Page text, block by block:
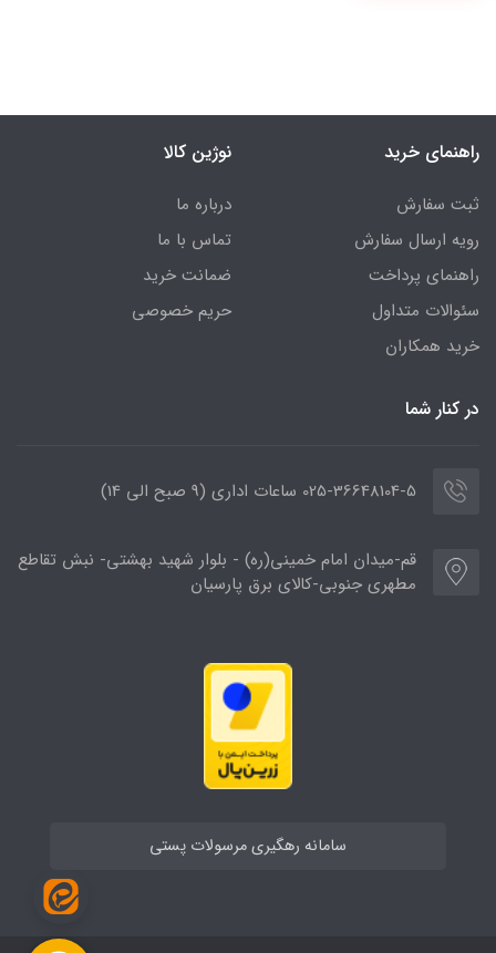
راهنمای خرید
ثبت سفارش
رویه ارسال سفارش
راهنمای پرداخت
سئوالات متداول
خرید همکاران
نوژین کالا
درباره ما
تماس با ما
ضمانت خرید
حریم خصوصی
در کنار شما
025-36648104-5 ساعات اداری (9 صبح الی 14)
قم-میدان امام خمینی(ره) - بلوار شهید بهشتی- نبش تقاطع
مطهری جنوبی-کالای برق پارسیان
سامانه رهگیری مرسولات پستی